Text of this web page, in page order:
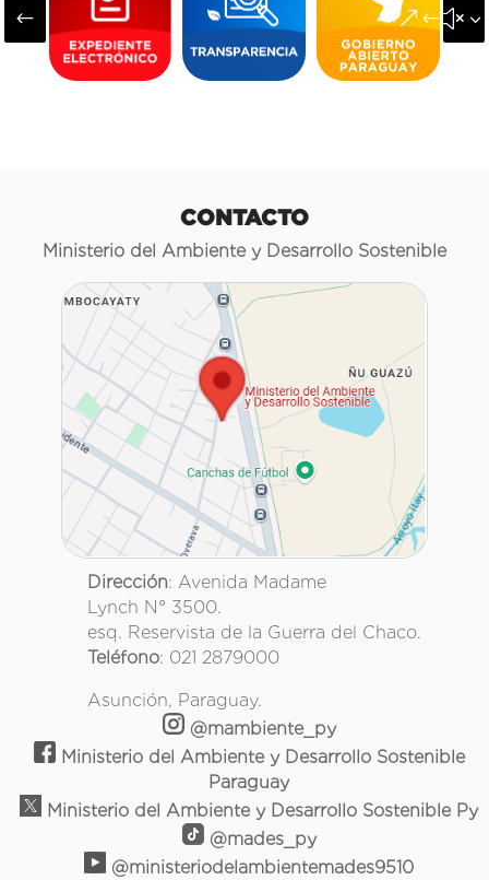
#
CONTACTO
Ministerio del Ambiente y Desarrollo Sostenible
Dirección: Avenida Madame
Lynch N° 3500.
esq. Reservista de la Guerra del Chaco.
Teléfono: 021 2879000
Asunción, Paraguay.
@mambiente_py
Ministerio del Ambiente y Desarrollo Sostenible
Paraguay
Ministerio del Ambiente y Desarrollo Sostenible Py
@mades_py
@ministeriodelambientemades9510